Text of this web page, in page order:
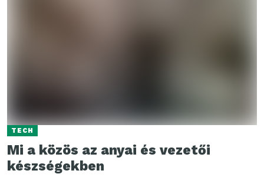
TECH
Mi a közös az anyai és vezetői
készségekben